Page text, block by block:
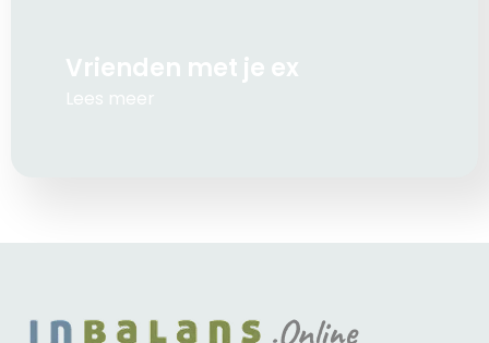
Vrienden met je ex
Lees meer